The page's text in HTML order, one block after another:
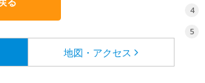
地図・アクセス
4
5